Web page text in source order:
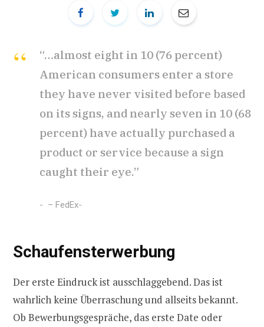
“…almost eight in 10 (76 percent)
American consumers enter a store
they have never visited before based
on its signs, and nearly seven in 10 (68
percent) have actually purchased a
product or service because a sign
caught their eye.”
– FedEx-
Schaufensterwerbung
Der erste Eindruck ist ausschlaggebend. Das ist
wahrlich keine Überraschung und allseits bekannt.
Ob Bewerbungsgespräche, das erste Date oder